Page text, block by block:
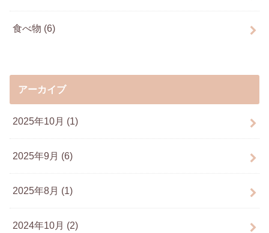
食べ物 (6)
アーカイブ
2025年10月 (1)
2025年9月 (6)
2025年8月 (1)
2024年10月 (2)